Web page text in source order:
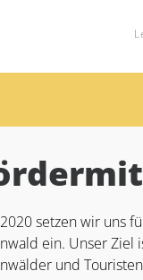
setzen wir uns
ein. Unser Ziel
und